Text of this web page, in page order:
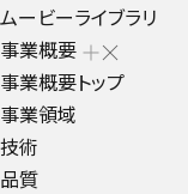
ムービーライブラリ
事業概要
事業概要トップ
事業領域
技術
品質